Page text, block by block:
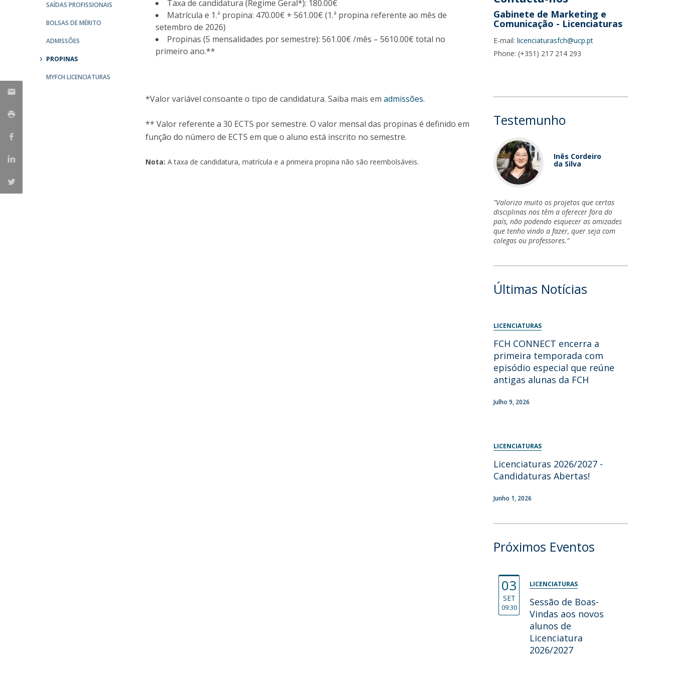
MYFCH Doutoramentos
Católica Research Centre for Psychological, Family and
Social Wellbeing
SAÍDAS PROFISSIONAIS
BOLSAS DE MÉRITO
ADMISSÕES
PROPINAS
MYFCH LICENCIATURAS
Taxa de candidatura (Regime Geral*): 180.00€
Matrícula e 1.ª propina: 470.00€ + 561.00€ (1.ª propina referente ao mês de
setembro de 2026)
Propinas (5 mensalidades por semestre): 561.00€ /mês – 5610.00€ total no
primeiro ano.**
*Valor variável consoante o tipo de candidatura. Saiba mais emadmissões.
** Valor referente a 30 ECTS por semestre. O valor mensal das propinas é definido em
função do número de ECTS em que o aluno está inscrito no semestre.
Nota:A taxa de candidatura, matrícula e a primeira propina não são reembolsáveis.
Gabinete de Marketing e
Comunicação - Licenciaturas
E-mail:licenciaturasfch@ucp.pt
Phone: (+351) 217 214 293
Testemunho
Inês Cordeiro
da Silva
"Valorizo muito os projetos que certas
disciplinas nos têm a oferecer fora do
país, não podendo esquecer as amizades
que tenho vindo a fazer, quer seja com
colegas ou professores.”
Últimas Notícias
LICENCIATURAS
FCH CONNECT encerra a
primeira temporada com
episódio especial que reúne
antigas alunas da FCH
Julho 9, 2026
LICENCIATURAS
Licenciaturas 2026/2027 -
Candidaturas Abertas!
Junho 1, 2026
Próximos Eventos
03
SET
09:30
LICENCIATURAS
Sessão de Boas-
Vindas aos novos
alunos de
Licenciatura
2026/2027